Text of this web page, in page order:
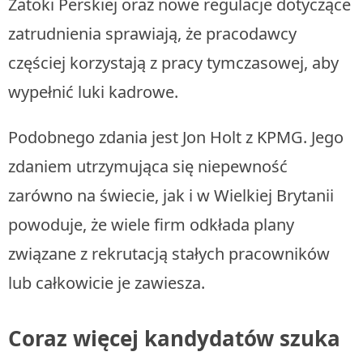
Zatoki Perskiej oraz nowe regulacje dotyczące
zatrudnienia sprawiają, że pracodawcy
częściej korzystają z pracy tymczasowej, aby
wypełnić luki kadrowe.
Podobnego zdania jest Jon Holt z KPMG. Jego
zdaniem utrzymująca się niepewność
zarówno na świecie, jak i w Wielkiej Brytanii
powoduje, że wiele firm odkłada plany
związane z rekrutacją stałych pracowników
lub całkowicie je zawiesza.
Coraz więcej kandydatów szuka